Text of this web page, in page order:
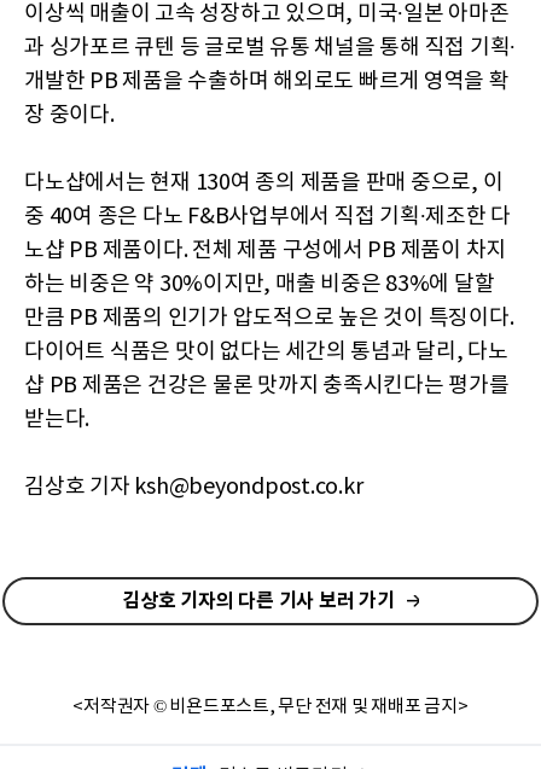
이상씩 매출이 고속 성장하고 있으며, 미국∙일본 아마존
과 싱가포르 큐텐 등 글로벌 유통 채널을 통해 직접 기획∙
개발한 PB 제품을 수출하며 해외로도 빠르게 영역을 확
장 중이다.
다노샵에서는 현재 130여 종의 제품을 판매 중으로, 이
중 40여 종은 다노 F&B사업부에서 직접 기획∙제조한 다
노샵 PB 제품이다. 전체 제품 구성에서 PB 제품이 차지
하는 비중은 약 30%이지만, 매출 비중은 83%에 달할
만큼 PB 제품의 인기가 압도적으로 높은 것이 특징이다.
다이어트 식품은 맛이 없다는 세간의 통념과 달리, 다노
샵 PB 제품은 건강은 물론 맛까지 충족시킨다는 평가를
받는다.
김상호 기자 ksh@beyondpost.co.kr
김상호 기자의 다른 기사 보러 가기
<저작권자 © 비욘드포스트, 무단 전재 및 재배포 금지>